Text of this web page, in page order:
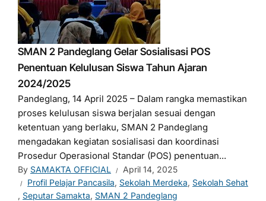
SMAN 2 Pandeglang Gelar Sosialisasi POS
Penentuan Kelulusan Siswa Tahun Ajaran
2024/2025
Pandeglang, 14 April 2025 – Dalam rangka memastikan
proses kelulusan siswa berjalan sesuai dengan
ketentuan yang berlaku, SMAN 2 Pandeglang
mengadakan kegiatan sosialisasi dan koordinasi
Prosedur Operasional Standar (POS) penentuan...
By SAMAKTA OFFICIAL
April 14, 2025
Profil Pelajar Pancasila, Sekolah Merdeka, Sekolah Sehat
, Seputar Samakta, SMAN 2 Pandeglang